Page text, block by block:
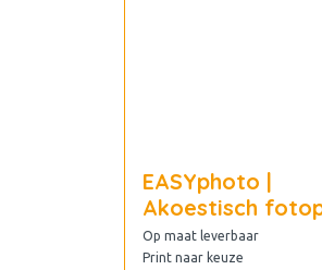
EASYphoto |
Akoestisch
Op maat leverbaar
Print naar keuze